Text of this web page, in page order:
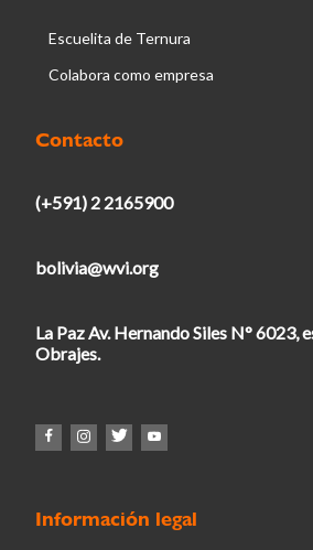
Escuelita de Ternura
Colabora como empresa
Contacto
(+591) 2 2165900
bolivia@wvi.org
La Paz Av. Hernando Siles N° 6023,
Obrajes.
Información legal